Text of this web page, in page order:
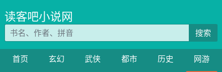
读客吧小说网
搜索
首页 玄幻 武侠 都市 历史
网游